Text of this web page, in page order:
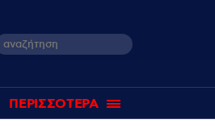
ΠΕΡΙΣΣΟΤΕΡΑ